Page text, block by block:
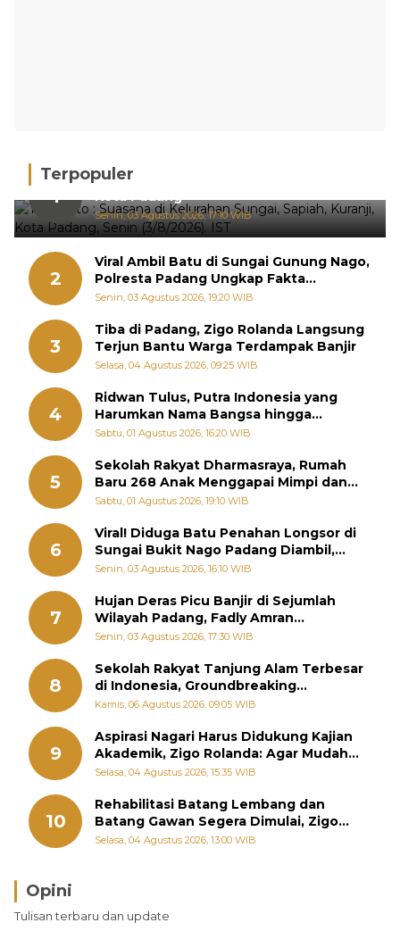
Terpopuler
1
Hujan Deras, 15 Titik Banjir Terdeteksi di
Kota Padang
Senin, 03 Agustus 2026, 17:10 WIB
2
Viral Ambil Batu di Sungai Gunung Nago,
Polresta Padang Ungkap Fakta
Sebenarnya
Senin, 03 Agustus 2026, 19:20 WIB
3
Tiba di Padang, Zigo Rolanda Langsung
Terjun Bantu Warga Terdampak Banjir
Selasa, 04 Agustus 2026, 09:25 WIB
4
Ridwan Tulus, Putra Indonesia yang
Harumkan Nama Bangsa hingga
Diabadikan dalam Buku Jepang
Sabtu, 01 Agustus 2026, 16:20 WIB
5
Sekolah Rakyat Dharmasraya, Rumah
Baru 268 Anak Menggapai Mimpi dan
Memutus Rantai Kemiskinan
Sabtu, 01 Agustus 2026, 19:10 WIB
6
Viral! Diduga Batu Penahan Longsor di
Sungai Bukit Nago Padang Diambil,
Warga Khawatir Bencana Terulang
Senin, 03 Agustus 2026, 16:10 WIB
7
Hujan Deras Picu Banjir di Sejumlah
Wilayah Padang, Fadly Amran
Perintahkan OPD Siaga
Senin, 03 Agustus 2026, 17:30 WIB
8
Sekolah Rakyat Tanjung Alam Terbesar
di Indonesia, Groundbreaking
September
Kamis, 06 Agustus 2026, 09:05 WIB
9
Aspirasi Nagari Harus Didukung Kajian
Akademik, Zigo Rolanda: Agar Mudah
Diperjuangkan di Kementerian
Selasa, 04 Agustus 2026, 15:35 WIB
10
Rehabilitasi Batang Lembang dan
Batang Gawan Segera Dimulai, Zigo
Rolanda Pastikan Proyek Berjalan
Selasa, 04 Agustus 2026, 13:00 WIB
Opini
Tulisan terbaru dan update
Brasil Lebih Diunggulkan, tetapi Jepang Selalu
Punya Cara Membuat Kejutan